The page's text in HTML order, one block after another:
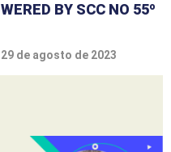
BY SCC NO 55º
29 de agosto de 2023